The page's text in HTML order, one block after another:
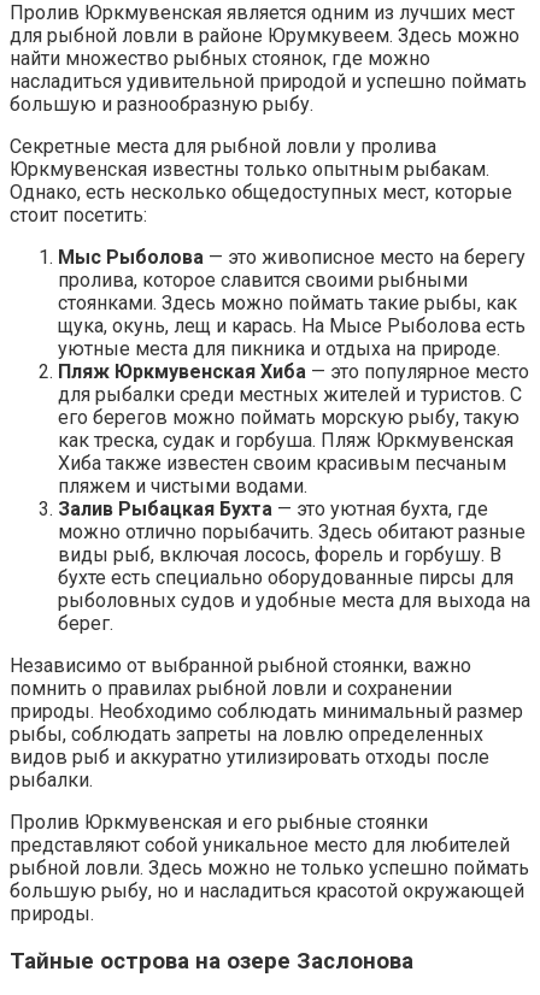
Пролив Юркмувенская является одним из лучших мест
для рыбной ловли в районе Юрумкувеем. Здесь можно
найти множество рыбных стоянок, где можно
насладиться удивительной природой и успешно поймать
большую и разнообразную рыбу.
Секретные места для рыбной ловли у пролива
Юркмувенская известны только опытным рыбакам.
Однако, есть несколько общедоступных мест, которые
стоит посетить:
Мыс Рыболова — это живописное место на берегу
пролива, которое славится своими рыбными
стоянками. Здесь можно поймать такие рыбы, как
щука, окунь, лещ и карась. На Мысе Рыболова есть
уютные места для пикника и отдыха на природе.
Пляж Юркмувенская Хиба — это популярное место
для рыбалки среди местных жителей и туристов. С
его берегов можно поймать морскую рыбу, такую
как треска, судак и горбуша. Пляж Юркмувенская
Хиба также известен своим красивым песчаным
пляжем и чистыми водами.
Залив Рыбацкая Бухта — это уютная бухта, где
можно отлично порыбачить. Здесь обитают разные
виды рыб, включая лосось, форель и горбушу. В
бухте есть специально оборудованные пирсы для
рыболовных судов и удобные места для выхода на
берег.
Независимо от выбранной рыбной стоянки, важно
помнить о правилах рыбной ловли и сохранении
природы. Необходимо соблюдать минимальный размер
рыбы, соблюдать запреты на ловлю определенных
видов рыб и аккуратно утилизировать отходы после
рыбалки.
Пролив Юркмувенская и его рыбные стоянки
представляют собой уникальное место для любителей
рыбной ловли. Здесь можно не только успешно поймать
большую рыбу, но и насладиться красотой окружающей
природы.
Тайные острова на озере Заслонова